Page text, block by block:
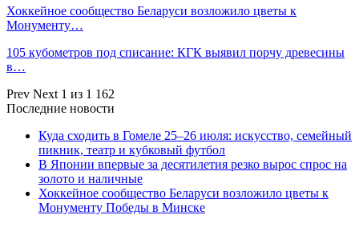
Хоккейное сообщество Беларуси возложило цветы к
Монументу…
105 кубометров под списание: КГК выявил порчу древесины
в…
Prev Next 1 из 1 162
Последние новости
Куда сходить в Гомеле 25–26 июля: искусство, семейный
пикник, театр и кубковый футбол
В Японии впервые за десятилетия резко вырос спрос на
золото и наличные
Хоккейное сообщество Беларуси возложило цветы к
Монументу Победы в Минске